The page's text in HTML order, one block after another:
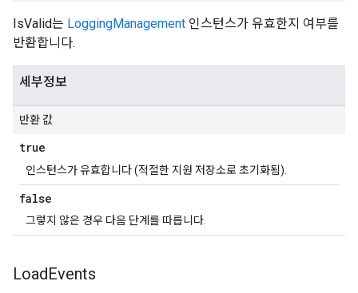
IsValid는 LoggingManagement 인스턴스가 유효한지 여부를
반환합니다.
세부정보
반환 값
true
인스턴스가 유효합니다 (적절한 지원 저장소로 초기화됨).
false
그렇지 않은 경우 다음 단계를 따릅니다.
LoadEvents